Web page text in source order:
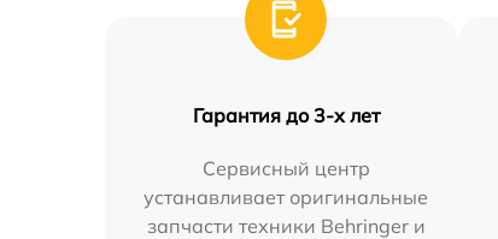
Гарантия до 3-х лет
Сервисный центр
устанавливает оригинальные
запчасти техники Behringer и